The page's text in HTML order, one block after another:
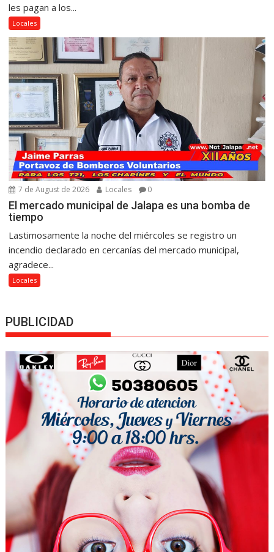
les pagan a los...
Locales
7 de August de 2026 Locales 0
El mercado municipal de Jalapa es una bomba de
tiempo
Lastimosamente la noche del miércoles se registro un
incendio declarado en cercanías del mercado municipal,
agradece...
Locales
PUBLICIDAD